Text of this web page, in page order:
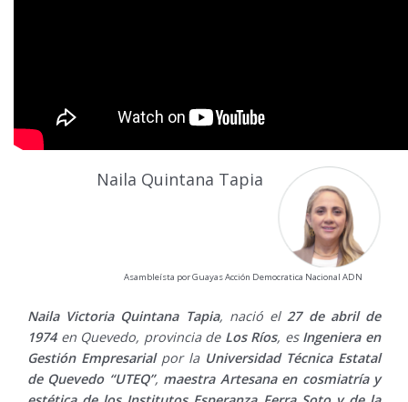
Naila Quintana Tapia
Asambleísta por Guayas Acción Democratica Nacional ADN
Naila Victoria Quintana Tapia, nació el27 de abril de
1974en Quevedo, provincia de Los Ríos, es Ingeniera en
Gestión Empresarialpor la Universidad Técnica Estatal
de Quevedo “UTEQ”, maestra Artesana en cosmiatría y